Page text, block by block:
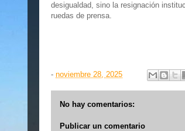
desigualdad, sino la resignación
ruedas de prensa.
- noviembre 28, 2025
No hay comentarios:
Publicar un comentario